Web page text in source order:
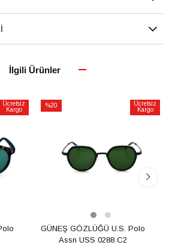
İlgili Ürünler
Ücretsiz
Kargo
%20
Ücretsiz
Kargo
GÜNEŞ GÖZLÜĞÜ U.S. Polo
Assn USS 0288 C2